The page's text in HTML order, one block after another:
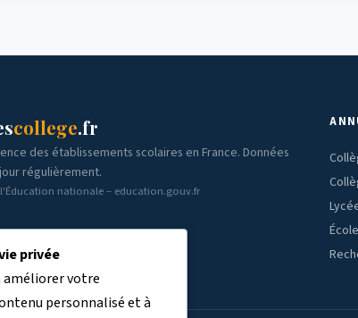
college.fr
des établissements scolaires en France. Données
régulièrement.
l'Éducation nationale – education.gouv.fr
privée
améliorer votre
personnalisé et à